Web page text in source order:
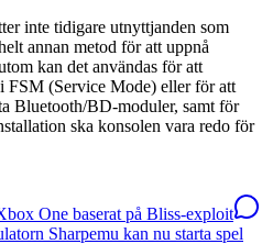
inte tidigare utnyttjanden som
annan metod för att uppnå
kan det användas för att
FSM (Service Mode) eller för att
Bluetooth/BD-moduler, samt för
ska konsolen vara redo för
One baserat på Bliss-exploit
Sharpemu kan nu starta spel